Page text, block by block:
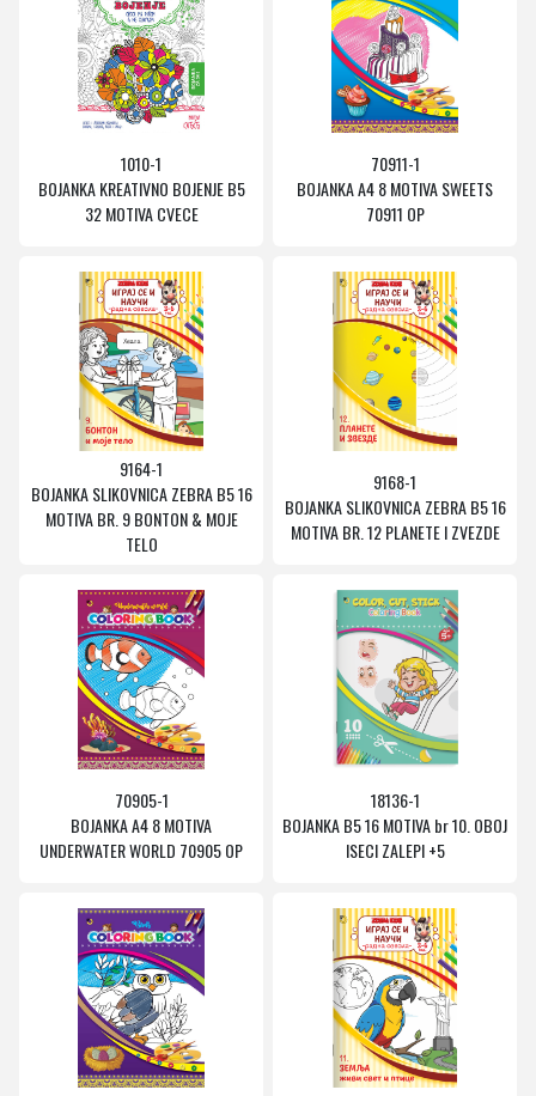
1010-1
BOJANKA KREATIVNO BOJENJE B5
32 MOTIVA CVECE
70911-1
BOJANKA A4 8 MOTIVA SWEETS
70911 OP
9164-1
BOJANKA SLIKOVNICA ZEBRA B5 16
MOTIVA BR. 9 BONTON & MOJE
TELO
9168-1
BOJANKA SLIKOVNICA ZEBRA B5 16
MOTIVA BR. 12 PLANETE I ZVEZDE
70905-1
BOJANKA A4 8 MOTIVA
UNDERWATER WORLD 70905 OP
18136-1
BOJANKA B5 16 MOTIVA br 10. OBOJ
ISECI ZALEPI +5